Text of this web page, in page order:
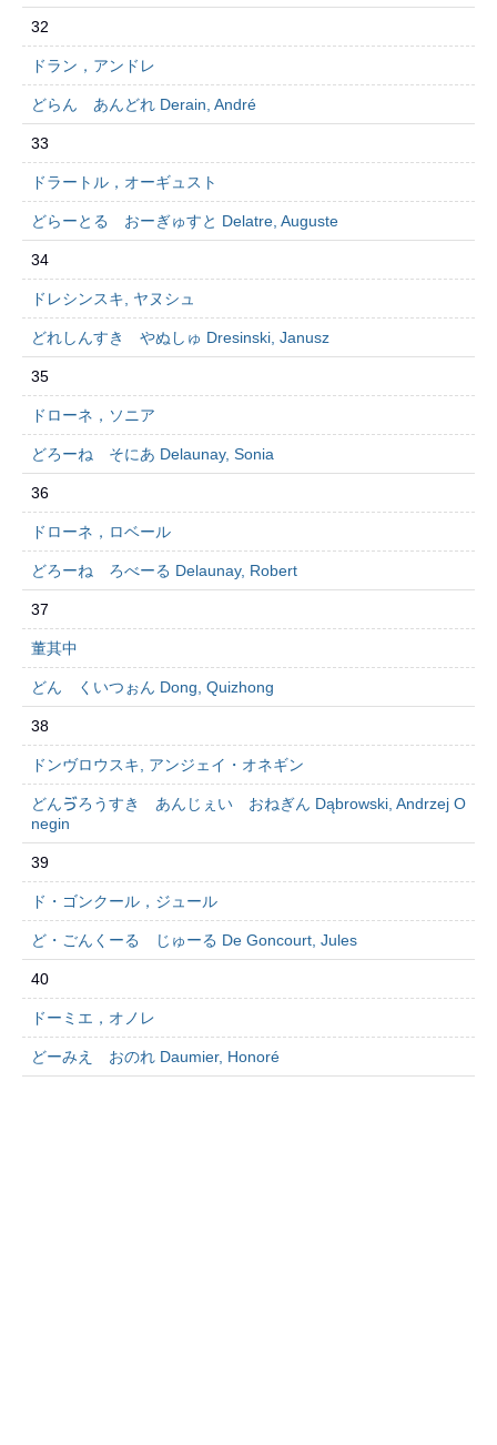
32
ドラン，アンドレ
どらん あんどれ Derain, André
33
ドラートル，オーギュスト
どらーとる おーぎゅすと Delatre, Auguste
34
ドレシンスキ, ヤヌシュ
どれしんすき やぬしゅ Dresinski, Janusz
35
ドローネ，ソニア
どろーね そにあ Delaunay, Sonia
36
ドローネ，ロベール
どろーね ろべーる Delaunay, Robert
37
董其中
どん くいつぉん Dong, Quizhong
38
ドンヴロウスキ, アンジェイ・オネギン
どんゔろうすき あんじぇい おねぎん Dąbrowski, Andrzej O
negin
39
ド・ゴンクール，ジュール
ど・ごんくーる じゅーる De Goncourt, Jules
40
ドーミエ，オノレ
どーみえ おのれ Daumier, Honoré